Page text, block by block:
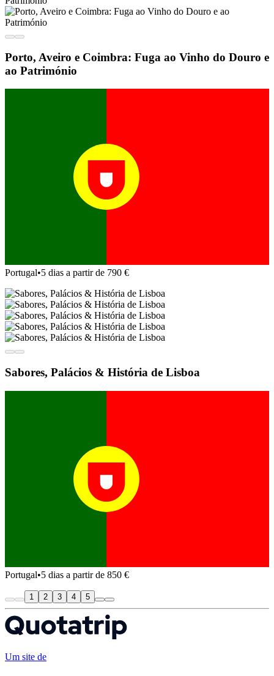
Porto, Aveiro e Coimbra: Fuga ao Vinho do Douro e
ao Património
Portugal•5 dias a partir de 790 €
Sabores, Palácios & História de Lisboa
Portugal•5 dias a partir de 850 €
1 2 3 4 5
Um site de